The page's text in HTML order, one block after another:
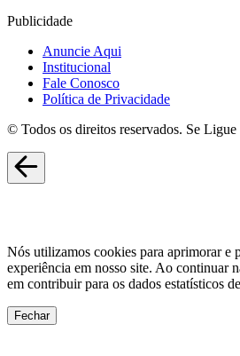
Publicidade
Anuncie Aqui
Institucional
Fale Conosco
Política de Privacidade
© Todos os direitos reservados. Se Ligue
Nós utilizamos cookies para aprimorar e
experiência em nosso site. Ao continuar
em contribuir para os dados estatísticos
Fechar